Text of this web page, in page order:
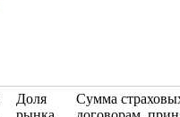
Доля
Сумма